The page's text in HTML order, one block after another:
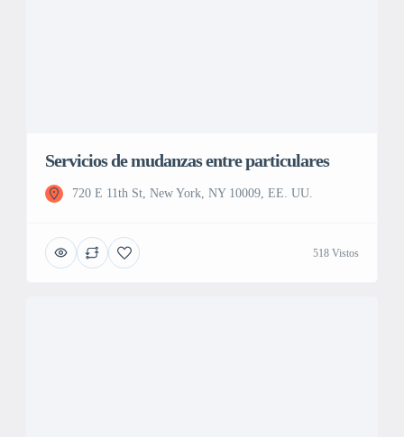
Servicios de mudanzas entre particulares
720 E 11th St, New York, NY 10009, EE. UU.
518 Vistos